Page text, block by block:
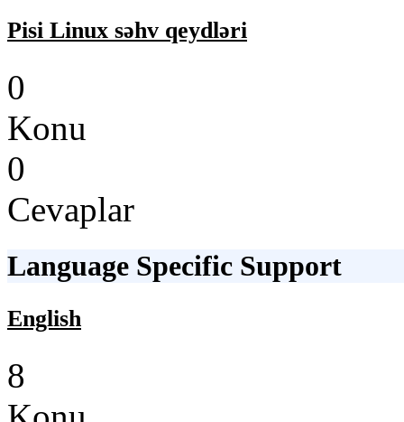
Pisi Linux səhv qeydləri
0
Konu
0
Cevaplar
Language Specific Support
English
8